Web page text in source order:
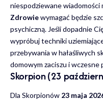
niespodziewane wiadomości
Zdrowiewymagać będzie
psychiczną. Jeśli dopadnie
wypróbuj techniki
przebywania w hałaśliwych
domowym zaciszu i wczesne
Skorpion (23
Dla Skorpionów 23 maja